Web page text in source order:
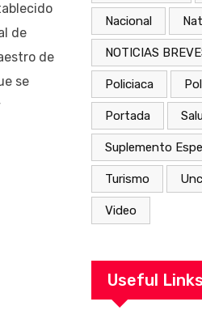
de
de
se
Nacional
NOTICIAS
Policiaca
Portada
Suplemento
Turismo
Video
Useful Links